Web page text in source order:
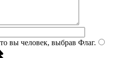
вы человек, выбрав Флаг.